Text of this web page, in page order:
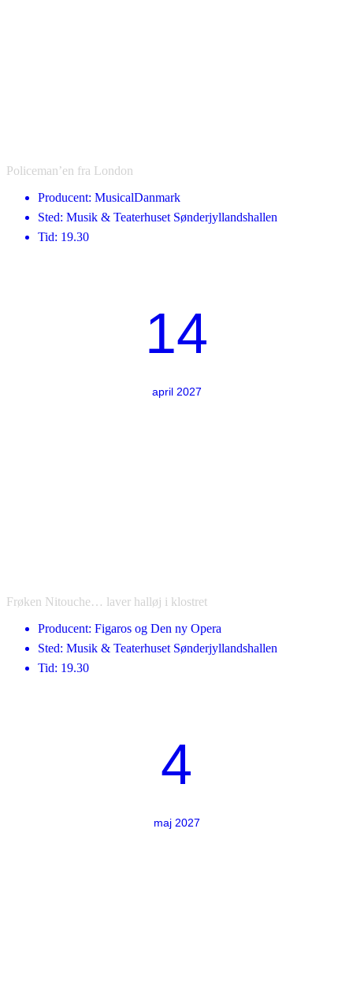
Policeman’en fra London
Producent: MusicalDanmark
Sted: Musik & Teaterhuset Sønderjyllandshallen
Tid: 19.30
14
april 2027
Frøken Nitouche… laver halløj i klostret
Producent: Figaros og Den ny Opera
Sted: Musik & Teaterhuset Sønderjyllandshallen
Tid: 19.30
4
maj 2027